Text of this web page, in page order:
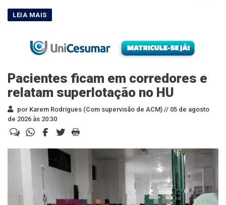
Pacientes ficam em corredores e
relatam superlotação no HU
por Karem Rodrigues (Com supervisão de ACM) // 05 de agosto
de 2026 às 20:30